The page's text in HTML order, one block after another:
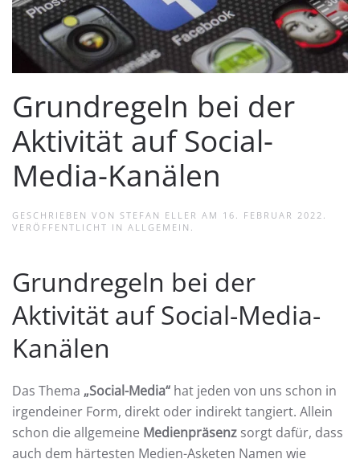
Grundregeln bei der
Aktivität auf Social-
Media-Kanälen
GESCHRIEBEN VON STEFAN ELLER AM 16. FEBRUAR 2022
VERÖFFENTLICHT IN ALLGEMEIN
Grundregeln bei der
Aktivität auf Social-Media-
Kanälen
Das Thema „Social-Media“ hat jeden von uns schon in
irgendeiner Form, direkt oder indirekt tangiert. Allein
schon die allgemeine Medienpräsenz sorgt dafür, dass
auch dem härtesten Medien-Asketen Namen wie